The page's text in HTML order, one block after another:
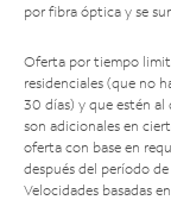
por fibra óptica y se
Oferta por tiempo
residenciales (que no
30 días) y que estén al
son adicionales en
oferta con base en
después del período
Velocidades basadas